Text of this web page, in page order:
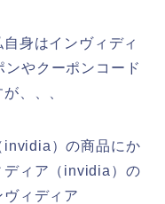
身はインヴィディ
やクーポンコード
、、、
invidia）の商品にか
ディア（invidia）の
ィディア